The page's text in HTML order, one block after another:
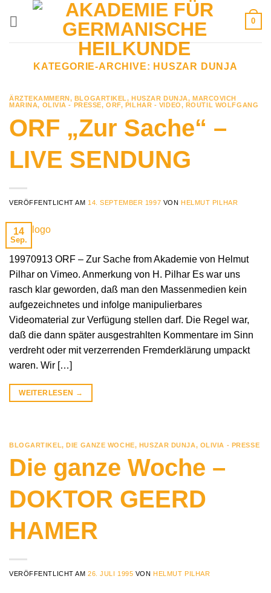
0
KATEGORIE-ARCHIVE: HUSZAR DUNJA
ÄRZTEKAMMERN, BLOGARTIKEL,HUSZAR DUNJA,MARCOVICH
MARINA, OLIVIA - PRESSE,ORF, PILHAR - VIDEO, ROUTIL WOLFGANG
ORF „Zur Sache“ –
LIVE SENDUNG
VERÖFFENTLICHT AM 14. SEPTEMBER 1997 VON HELMUT PILHAR
14
Sep.
19970913 ORF – Zur Sache from Akademie von Helmut
Pilhar on Vimeo. Anmerkung von H. Pilhar Es war uns
rasch klar geworden, daß man den Massenmedien kein
aufgezeichnetes und infolge manipulierbares
Videomaterial zur Verfügung stellen darf. Die Regel war,
daß die dann später ausgestrahlten Kommentare im Sinn
verdreht oder mit verzerrenden Fremderklärung umpackt
waren. Wir […]
WEITERLESEN →
BLOGARTIKEL,DIE GANZE WOCHE, HUSZAR DUNJA, OLIVIA - PRESSE
Die ganze Woche –
DOKTOR GEERD
HAMER
VERÖFFENTLICHT AM26. JULI 1995 VON HELMUT PILHAR